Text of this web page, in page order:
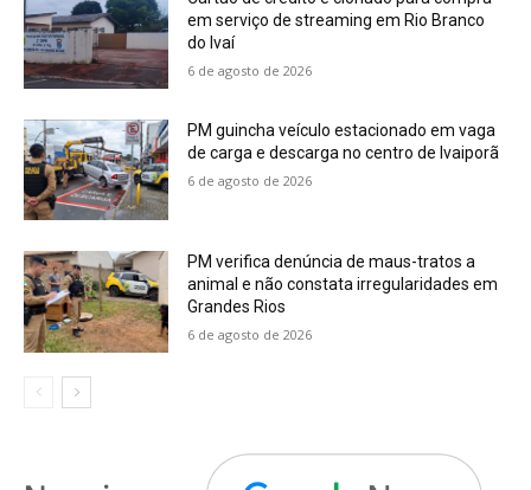
em serviço de streaming em Rio Branco
do Ivaí
6 de agosto de 2026
PM guincha veículo estacionado em vaga
de carga e descarga no centro de Ivaiporã
6 de agosto de 2026
PM verifica denúncia de maus-tratos a
animal e não constata irregularidades em
Grandes Rios
6 de agosto de 2026